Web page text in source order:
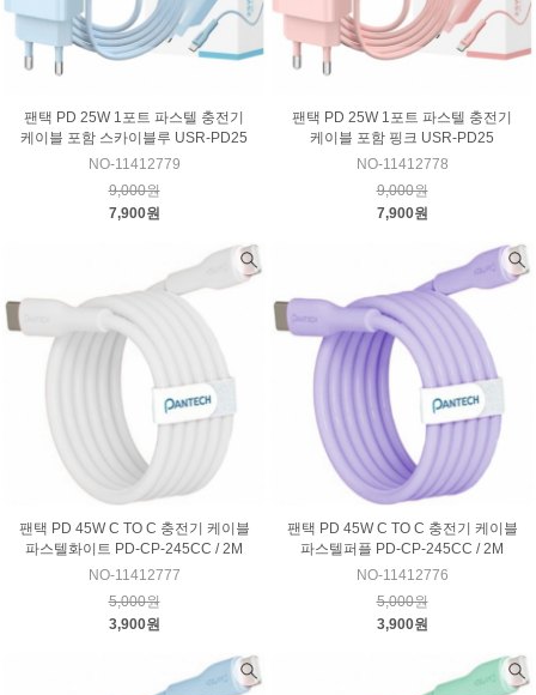
팬택 PD 25W 1포트 파스텔 충전기
케이블 포함 스카이블루 USR-PD25
NO-11412779
9,000원
7,900원
팬택 PD 25W 1포트 파스텔 충전기
케이블 포함 핑크 USR-PD25
NO-11412778
9,000원
7,900원
팬택 PD 45W C TO C 충전기 케이블
파스텔화이트 PD-CP-245CC / 2M
NO-11412777
5,000원
3,900원
팬택 PD 45W C TO C 충전기 케이블
파스텔퍼플 PD-CP-245CC / 2M
NO-11412776
5,000원
3,900원